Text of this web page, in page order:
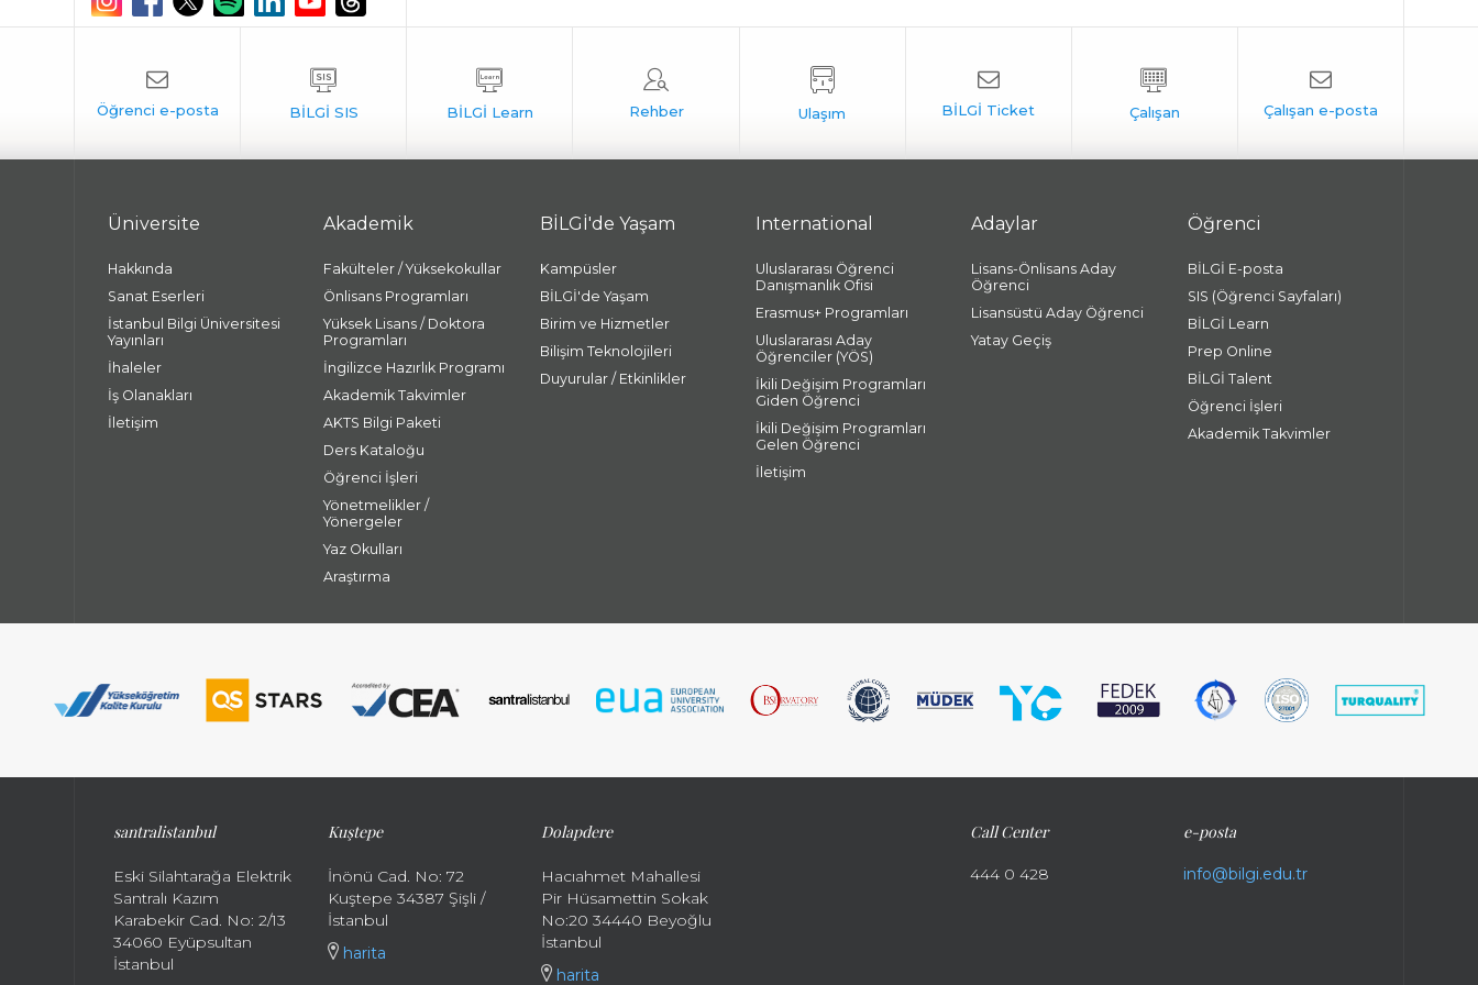
Üniversite
Hakkında
Sanat Eserleri
İstanbul Bilgi Üniversitesi
Yayınları
İhaleler
İş Olanakları
İletişim
Akademik
Fakülteler / Yüksekokullar
Önlisans Programları
Yüksek Lisans / Doktora
Programları
İngilizce Hazırlık Programı
Akademik Takvimler
AKTS Bilgi Paketi
Ders Kataloğu
Öğrenci İşleri
Yönetmelikler /
Yönergeler
Yaz Okulları
Araştırma
BİLGİ'de Yaşam
Kampüsler
BİLGİ'de Yaşam
Birim ve Hizmetler
Bilişim Teknolojileri
Duyurular / Etkinlikler
International
Uluslararası Öğrenci
Danışmanlık Ofisi
Erasmus+ Programları
Uluslararası Aday
Öğrenciler (YÖS)
İkili Değişim Programları
Giden Öğrenci
İkili Değişim Programları
Gelen Öğrenci
İletişim
Adaylar
Lisans-Önlisans Aday
Öğrenci
Lisansüstü Aday Öğrenci
Yatay Geçiş
Öğrenci
BİLGİ E-posta
SIS (Öğrenci Sayfaları)
BİLGİ Learn
Prep Online
BİLGİ Talent
Öğrenci İşleri
Akademik Takvimler
santralistanbul
Eski Silahtarağa Elektrik
Santralı Kazım
Karabekir Cad. No: 2/13
34060 Eyüpsultan
İstanbul
Kuştepe
İnönü Cad. No: 72
Kuştepe 34387 Şişli /
İstanbul
harita
Dolapdere
Hacıahmet Mahallesi
Pir Hüsamettin Sokak
No:20 34440 Beyoğlu
İstanbul
harita
Call Center
444 0 428
e-posta
info@bilgi.edu.tr